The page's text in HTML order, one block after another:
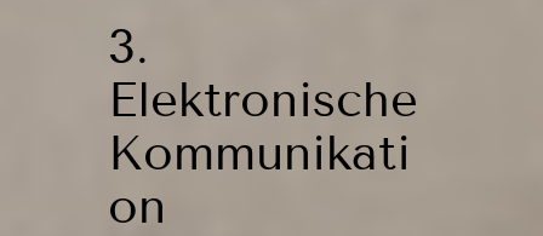
3.
Elektronische
Kommunikati
on